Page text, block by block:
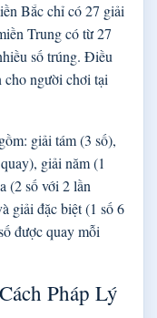
Bắc chỉ có 27 giải
Trung có từ 27
số trúng. Điều
cho người chơi tại
giải tám (3 số),
giải năm (1
(2 số với 2 lần
giải đặc biệt (1 số 6
được quay mỗi
Pháp Lý